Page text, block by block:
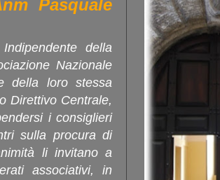
Pasquale
della
Nazionale
della loro stessa
Direttivo Centrale,
i consiglieri
sulla procura di
li invitano a
associativi, in